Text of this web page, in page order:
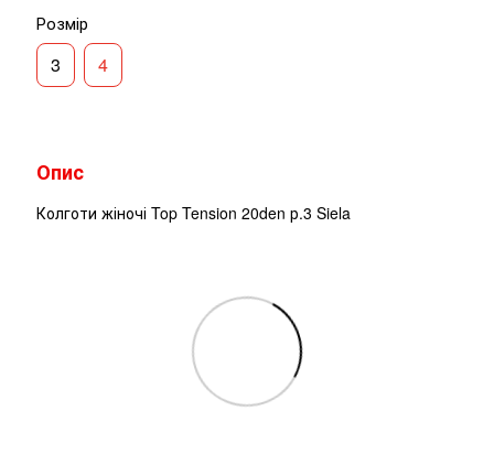
Розмір
3 4
Опис
Колготи жіночі Top Tension 20den р.3 Siela